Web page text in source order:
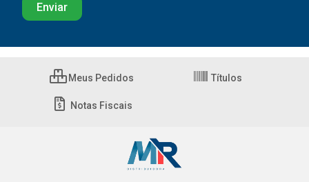
Meus Pedidos Títulos
Notas Fiscais